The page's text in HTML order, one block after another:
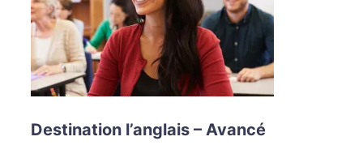
Destination l’anglais – Avancé